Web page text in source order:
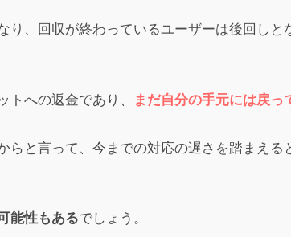
してる様子のやつ見たけどどうやっても全額は戻ら
り、回収が終わっているユーザーは後回しと
への返金であり、 まだ自分の手元には戻っ
らと言って、今までの対応の遅さを踏まえる
能性もあるでしょう。